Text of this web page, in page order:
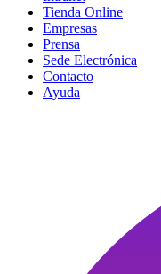
Tienda Online
Empresas
Prensa
Sede Electrónica
Contacto
Ayuda